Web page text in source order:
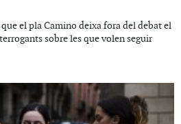
el pla Camino deixa fora del debat el
sobre les que volen seguir